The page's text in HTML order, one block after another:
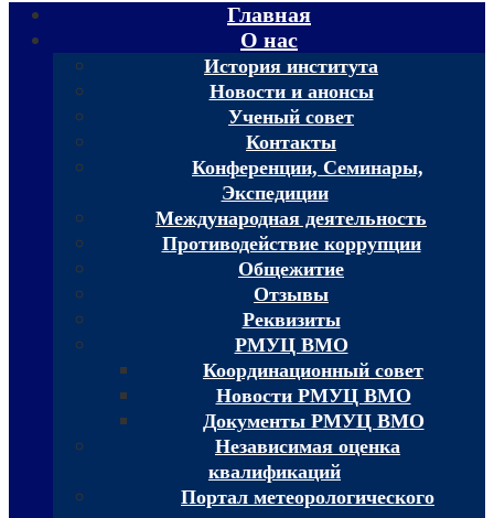
Главная
О нас
История института
Новости и анонсы
Ученый совет
Контакты
Конференции, Семинары,
Экспедиции
Международная деятельность
Противодействие коррупции
Общежитие
Отзывы
Реквизиты
РМУЦ ВМО
Координационный совет
Новости РМУЦ ВМО
Документы РМУЦ ВМО
Независимая оценка
квалификаций
Портал метеорологического